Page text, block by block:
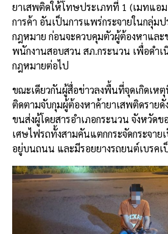
ยาเสพติดให้โทษประเภทที่ 1 (เมทแอ
การค้า อันเป็นการแพร่กระจายในกลุ่ม
กฎหมาย ก่อนจะควบคุมตัวผู้ต้องหาและ
พนักงานสอบสวน สภ.กระนวน เพื่อดำ
กฎหมายต่อไป
ขณะเดียวกันผู้สื่อข่าวลงพื้นที่จุดเกิดเหตุ
ติดตามจับกุมผู้ต้องหาค้ายาเสพติดรายดั
ขนส่งผู้โดยสารอำเภอกระนวน จังหวัด
เศษไฟรถทั้งสามคันแตกกระจัดกระจาย
อยู่บนถนน และมีรอยยางรถยนต์เบรคเ